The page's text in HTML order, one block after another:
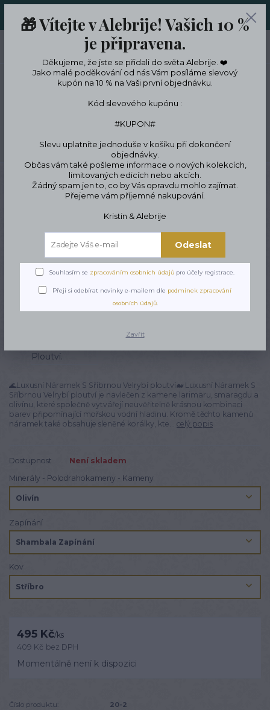
LIMITKÁCH
CZK
Hledat
Náramky Elegantní kovové náramky
S Sříbrnou Velrybí Ploutví.
Luxusní Náramek S
Sříbrnou Velrybí Ploutví.
🌊Luxusní Náramek S Sříbrnou Velrybí ploutví🐋 Luxusní Náramek S
Sříbrnou Velrybí ploutví je navlečen z kamene larimaru, smaragdu a
olivínu, které společně vytvářejí neuvěřitelně krásnou kombinaci
barev připomínající mořskou vodní hladinu. Kromě těchto kamenů
náramek také obsahuje sleněné korálky, kte... celý popis
Dostupnost
Není skladem
Minerály - Polodrahokameny - Kameny
Zapínání
Kov
495 Kč/ks
409 Kč bez DPH
Momentálně není k dispozici
Číslo produktu:
20-2
🎁 Vítejte v Alebrije! Vašich 10 %
je připravena.
Děkujeme, že jste se přidali do světa Alebrije. ❤️
Jako malé poděkování od nás Vám posíláme slevový
kupón na 10 % na Vaši první objednávku.
Kód slevového kupónu :
#KUPON#
Slevu uplatníte jednoduše v košíku při dokončení
objednávky.
Občas vám také pošleme informace o nových kolekcích,
limitovaných edicích nebo akcích.
Žádný spam jen to, co by Vás opravdu mohlo zajímat.
Přejeme vám příjemné nakupování.
Kristin & Alebrije
Odeslat
Souhlasím se zpracováním osobních údajů pro účely registrace.
Přeji si odebírat novinky e-mailem dle podmínek zpracování
osobních údajů.
Zavřít